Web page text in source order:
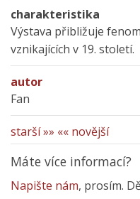
charakteristika
Výstava přibližuje
vznikajících v 19. století.
autor
Fan
starší »» «« novější
Máte více informací?
Napište nám, prosím.